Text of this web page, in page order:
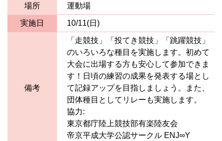
場所
運動場
実施日 10/11(日)
備考
「走競技」「投てき競技」「跳躍競技」
のいろいろな種目を実施します。初めて
大会に出場する方も安心して参加できま
す！日頃の練習の成果を発表する場とし
て記録アップを目指しましょう。また、
団体種目としてリレーも実施します。
協力:
東京都庁陸上競技部有楽陸友会
帝京平成大学公認サークル ENJ∞Y